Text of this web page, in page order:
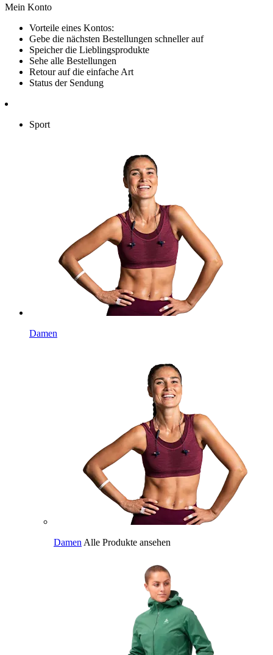
Mein Konto
Vorteile eines Kontos:
Gebe die nächsten Bestellungen schneller auf
Speicher die Lieblingsprodukte
Sehe alle Bestellungen
Retour auf die einfache Art
Status der Sendung
Sport
Damen
Damen Alle Produkte ansehen